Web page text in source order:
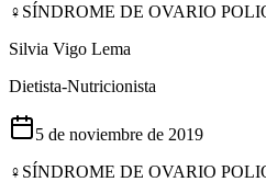
♀️SÍNDROME DE OVARIO
Silvia Vigo Lema
Dietista-Nutricionista
5 de noviembre de 2019
♀️SÍNDROME DE OVARIO